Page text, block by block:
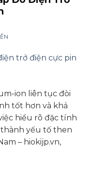
ion liên tục đòi
tốt hơn và khả
hiểu rõ đặc tính
yếu tố then
– hiokijp.vn,